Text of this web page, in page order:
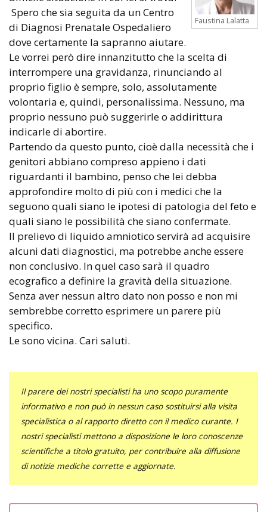
Faustina Lalatta
Spero che sia seguita da un Centro
di Diagnosi Prenatale Ospedaliero
dove certamente la sapranno aiutare.
Le vorrei però dire innanzitutto che la scelta di
interrompere una gravidanza, rinunciando al
proprio figlio è sempre, solo, assolutamente
volontaria e, quindi, personalissima. Nessuno, ma
proprio nessuno può suggerirle o addirittura
indicarle di abortire.
Partendo da questo punto, cioè dalla necessità che i
genitori abbiano compreso appieno i dati
riguardanti il bambino, penso che lei debba
approfondire molto di più con i medici che la
seguono quali siano le ipotesi di patologia del feto e
quali siano le possibilità che siano confermate.
Il prelievo di liquido amniotico servirà ad acquisire
alcuni dati diagnostici, ma potrebbe anche essere
non conclusivo. In quel caso sarà il quadro
ecografico a definire la gravità della situazione.
Senza aver nessun altro dato non posso e non mi
sembrebbe corretto esprimere un parere più
specifico.
Le sono vicina. Cari saluti.
Il parere dei nostri specialisti ha uno scopo puramente
informativo e non può in nessun caso sostituirsi alla visita
specialistica o al rapporto diretto con il medico curante. I
nostri specialisti mettono a disposizione le loro conoscenze
scientifiche a titolo gratuito, per contribuire alla diffusione
di notizie mediche corrette e aggiornate.